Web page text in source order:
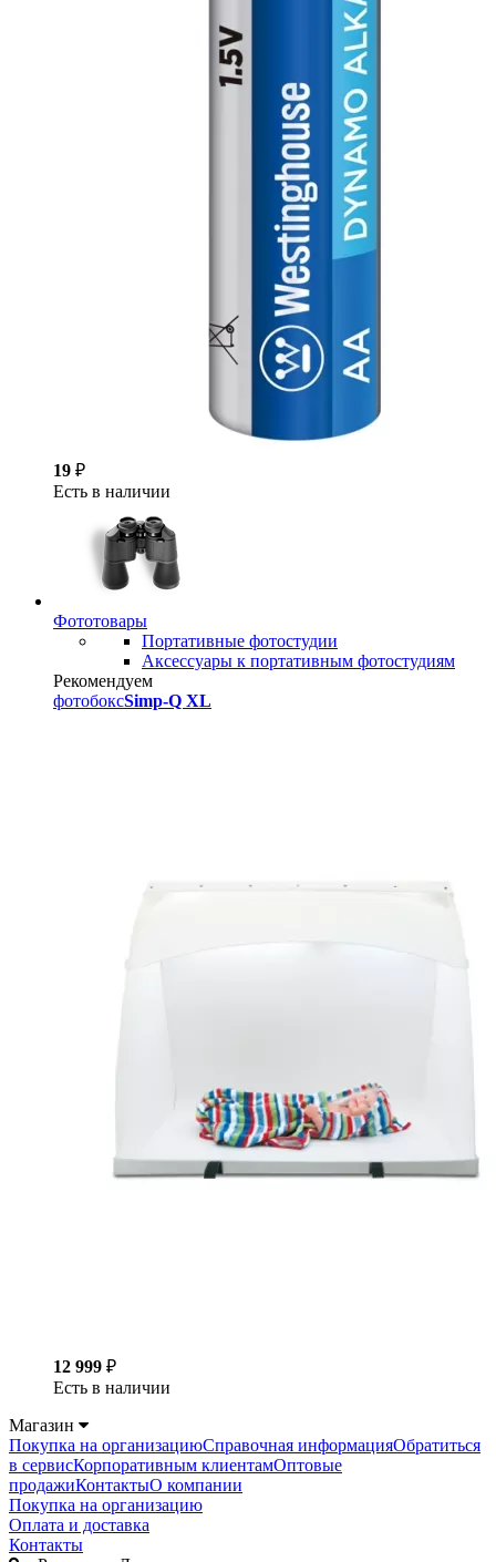
19 ₽
Есть в наличии
Фототовары
Портативные фотостудии
Аксессуары к портативным фотостудиям
Рекомендуем
фотобоксSimp-Q XL
12 999 ₽
Есть в наличии
Магазин
Покупка на организациюСправочная информацияОбратиться
в сервисКорпоративным клиентамОптовые
продажиКонтактыО компании
Покупка на организацию
Оплата и доставка
Контакты